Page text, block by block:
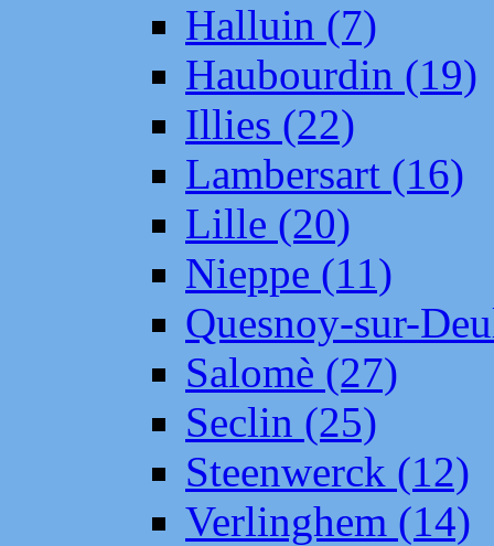
Halluin (7)
Haubourdin (19)
Illies (22)
Lambersart (16)
Lille (20)
Nieppe (11)
Quesnoy-sur-
Salomè (27)
Seclin (25)
Steenwerck (12)
Verlinghem (14)